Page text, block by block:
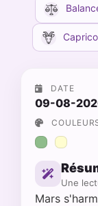
DATE
09-08-
Une
Mars